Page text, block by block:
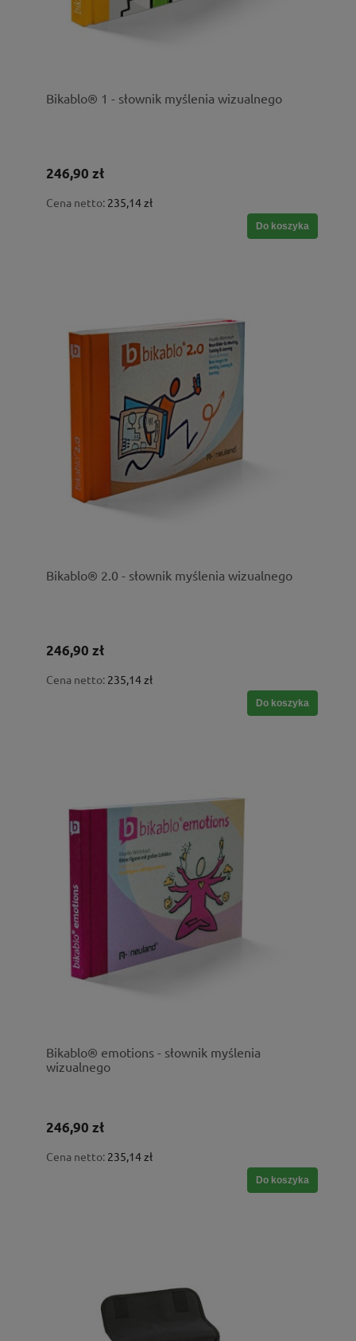
Bikablo® 1 - słownik myślenia wizualnego
246,90 zł
Cena netto: 235,14 zł
Do koszyka
Bikablo® 2.0 - słownik myślenia wizualnego
246,90 zł
Cena netto: 235,14 zł
Do koszyka
Bikablo® emotions - słownik myślenia
wizualnego
246,90 zł
Cena netto: 235,14 zł
Do koszyka